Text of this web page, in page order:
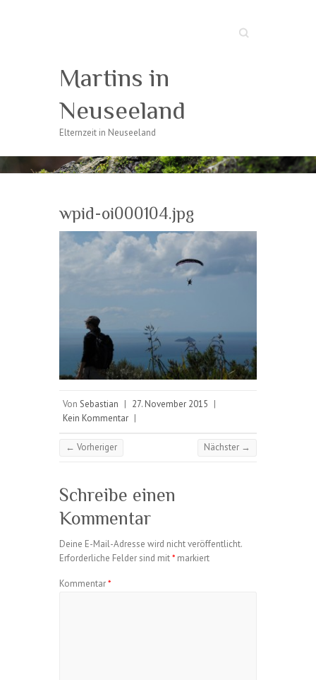
Suche
Martins in
Neuseeland
Elternzeit in Neuseeland
wpid-oi000104.jpg
Von Sebastian | 27. November 2015 |
Kein Kommentar |
← Vorheriger Nächster →
Schreibe einen
Kommentar
Deine E-Mail-Adresse wird nicht veröffentlicht.
Erforderliche Felder sind mit* markiert
Kommentar*